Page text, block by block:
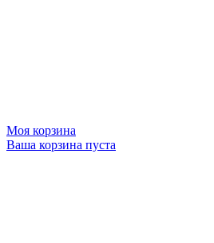
Моя корзина
Ваша корзина пуста